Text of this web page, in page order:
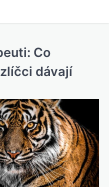
Co
dávají